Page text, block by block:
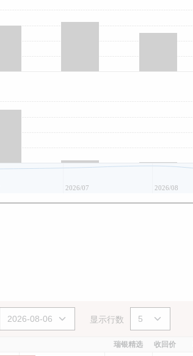
2026/07 2026/08
显示行数
瑞银精选 收回价